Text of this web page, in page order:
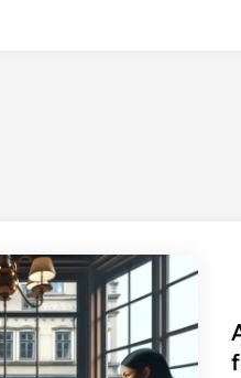
s
t